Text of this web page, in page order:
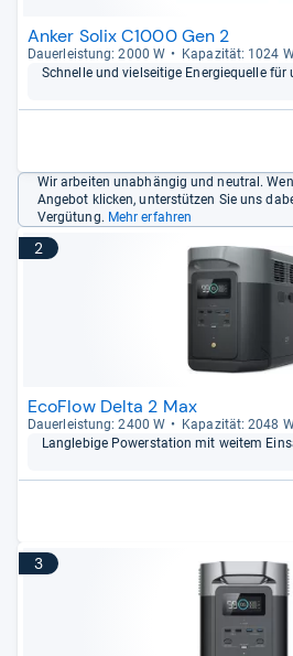
Anker Solix C1000 Gen 2
Dau­er­leis­tung: 2000 W Kapa­zi­tät: 1024
Schnelle und viel­sei­tige Ener­gie­quelle für
Wir arbeiten unabhängig und neutral.
Angebot klicken, unterstützen Sie uns
Vergütung. Mehr erfahren
2
EcoFlow Delta 2 Max
Dau­er­leis­tung: 2400 W Kapa­zi­tät: 2048
Lang­le­bige Pow­er­sta­tion mit wei­tem
3